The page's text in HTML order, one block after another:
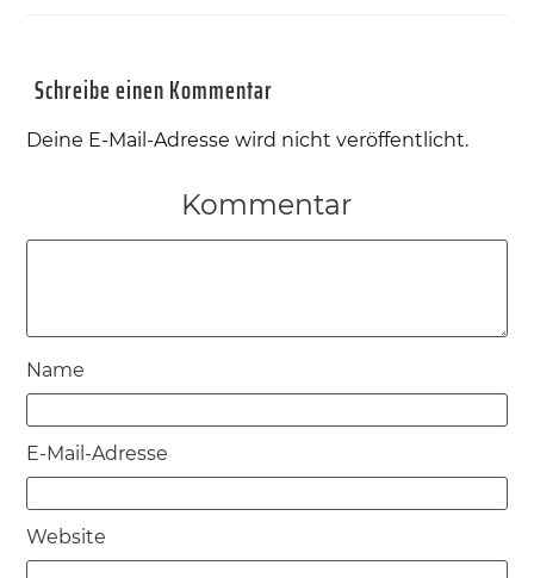
Schreibe einen Kommentar
Deine E-Mail-Adresse wird nicht veröffentlicht.
Kommentar
Name
E-Mail-Adresse
Website